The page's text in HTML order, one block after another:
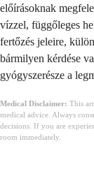
előírásoknak
vízzel, függőleges
fertőzés jeleire,
bármilyen kérdése
gyógyszerésze a
Medical Disclaimer: This
medical advice. Always
decisions. If you are
room immediately.